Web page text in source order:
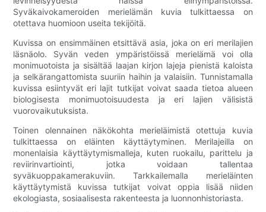
Syväkaivokameroiden merielämän kuvia tulkittaessa on
otettava huomioon useita tekijöitä.
Kuvissa on ensimmäinen etsittävä asia, joka on eri merilajien
läsnäolo. Syvän veden ympäristöissä merielämä voi olla
monimuotoista ja sisältää laajan kirjon lajeja pienistä kaloista
ja selkärangattomista suuriin haihin ja valaisiin. Tunnistamalla
kuvissa esiintyvät eri lajit tutkijat voivat saada tietoa alueen
biologisesta monimuotoisuudesta ja eri lajien välisistä
vuorovaikutuksista.
Toinen olennainen näkökohta merieläimistä otettuja kuvia
tulkittaessa on eläinten käyttäytyminen. Merilajeilla on
monenlaisia ​​käyttäytymismalleja, kuten ruokailu, parittelu ja
reviirinvartiointi, jotka voidaan tallentaa
syväkuoppakamerakuviin. Tarkkailemalla merieläinten
käyttäytymistä kuvissa tutkijat voivat oppia lisää niiden
ekologiasta, sosiaalisesta rakenteesta ja luonnonhistoriasta.